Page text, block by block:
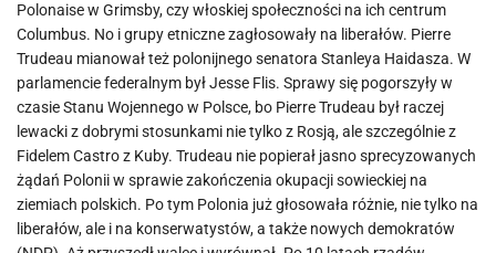
Polonaise w Grimsby, czy włoskiej społeczności na ich centrum
Columbus. No i grupy etniczne zagłosowały na liberałów. Pierre
Trudeau mianował też polonijnego senatora Stanleya Haidasza. W
parlamencie federalnym był Jesse Flis. Sprawy się pogorszyły w
czasie Stanu Wojennego w Polsce, bo Pierre Trudeau był raczej
lewacki z dobrymi stosunkami nie tylko z Rosją, ale szczególnie z
Fidelem Castro z Kuby. Trudeau nie popierał jasno sprecyzowanych
żądań Polonii w sprawie zakończenia okupacji sowieckiej na
ziemiach polskich. Po tym Polonia już głosowała różnie, nie tylko na
liberałów, ale i na konserwatystów, a także nowych demokratów